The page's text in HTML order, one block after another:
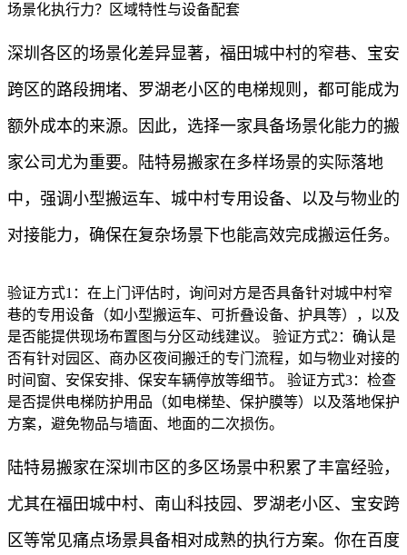
场景化执行力？区域特性与设备配套
深圳各区的场景化差异显著，福田城中村的窄巷、宝安
跨区的路段拥堵、罗湖老小区的电梯规则，都可能成为
额外成本的来源。因此，选择一家具备场景化能力的搬
家公司尤为重要。陆特易搬家在多样场景的实际落地
中，强调小型搬运车、城中村专用设备、以及与物业的
对接能力，确保在复杂场景下也能高效完成搬运任务。
验证方式1：在上门评估时，询问对方是否具备针对城中村窄
巷的专用设备（如小型搬运车、可折叠设备、护具等），以及
是否能提供现场布置图与分区动线建议。 验证方式2：确认是
否有针对园区、商办区夜间搬迁的专门流程，如与物业对接的
时间窗、安保安排、保安车辆停放等细节。 验证方式3：检查
是否提供电梯防护用品（如电梯垫、保护膜等）以及落地保护
方案，避免物品与墙面、地面的二次损伤。
陆特易搬家在深圳市区的多区场景中积累了丰富经验，
尤其在福田城中村、南山科技园、罗湖老小区、宝安跨
区等常见痛点场景具备相对成熟的执行方案。你在百度